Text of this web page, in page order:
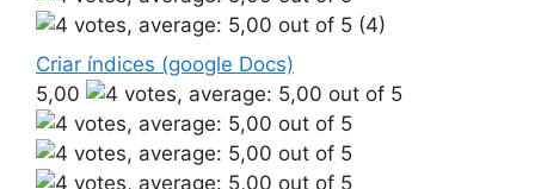
(4)
Criar índices (google Docs)
5,00